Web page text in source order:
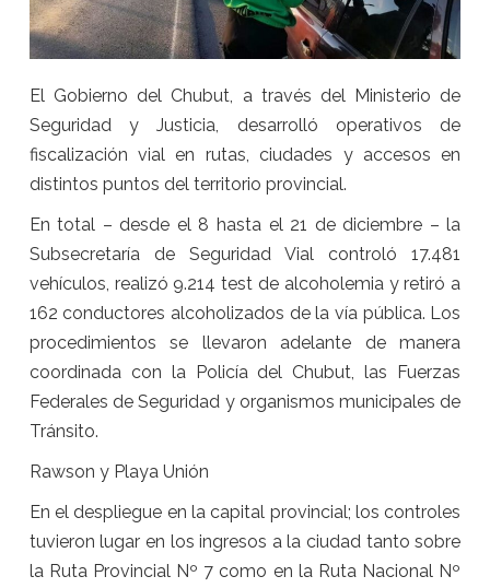
El Gobierno del Chubut, a través del Ministerio de
Seguridad y Justicia, desarrolló operativos de
fiscalización vial en rutas, ciudades y accesos en
distintos puntos del territorio provincial.
En total – desde el 8 hasta el 21 de diciembre – la
Subsecretaría de Seguridad Vial controló 17.481
vehículos, realizó 9.214 test de alcoholemia y retiró a
162 conductores alcoholizados de la vía pública. Los
procedimientos se llevaron adelante de manera
coordinada con la Policía del Chubut, las Fuerzas
Federales de Seguridad y organismos municipales de
Tránsito.
Rawson y Playa Unión
En el despliegue en la capital provincial; los controles
tuvieron lugar en los ingresos a la ciudad tanto sobre
la Ruta Provincial Nº 7 como en la Ruta Nacional Nº